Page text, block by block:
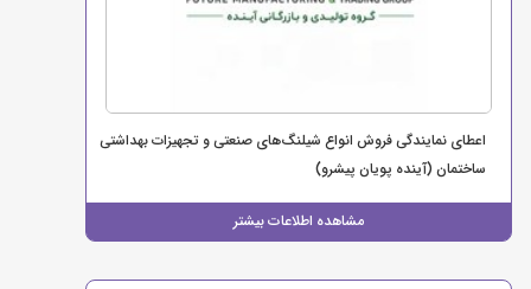
اعطای نمایندگی فروش انواع شیلنگ‌های صنعتی و تجهیزات بهداشتی
ساختمان (آینده پویان پیشرو)
مشاهده اطلاعات بیشتر